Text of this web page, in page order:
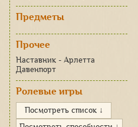
Предметы
Прочее
Наставник - Арлетта
Давенпорт
Ролевые игры
Посмотреть список ↓